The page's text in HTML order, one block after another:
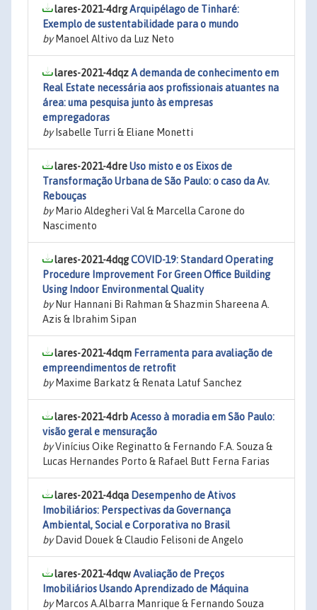
lares-2021-4drgArquipélago de Tinharé:
Exemplo de sustentabilidade para o mundo
byManoel Altivo da Luz Neto
lares-2021-4dqzA demanda de conhecimento em
Real Estate necessária aos profissionais atuantes na
área: uma pesquisa junto às empresas
empregadoras
byIsabelle Turri & Eliane Monetti
lares-2021-4dreUso misto e os Eixos de
Transformação Urbana de São Paulo: o caso da Av.
Rebouças
byMario Aldegheri Val & Marcella Carone do
Nascimento
lares-2021-4dqgCOVID-19: Standard Operating
Procedure Improvement For Green Office Building
Using Indoor Environmental Quality
byNur Hannani Bi Rahman & Shazmin Shareena A.
Azis & Ibrahim Sipan
lares-2021-4dqm Ferramenta para avaliação de
empreendimentos de retrofit
byMaxime Barkatz & Renata Latuf Sanchez
lares-2021-4drbAcesso à moradia em São Paulo:
visão geral e mensuração
byVinícius Oike Reginatto & Fernando F.A. Souza &
Lucas Hernandes Porto & Rafael Butt Ferna Farias
lares-2021-4dqa Desempenho de Ativos
Imobiliários: Perspectivas da Governança
Ambiental, Social e Corporativa no Brasil
byDavid Douek & Claudio Felisoni de Angelo
lares-2021-4dqwAvaliação de Preços
Imobiliários Usando Aprendizado de Máquina
byMarcos A.Albarra Manrique & Fernando Souza